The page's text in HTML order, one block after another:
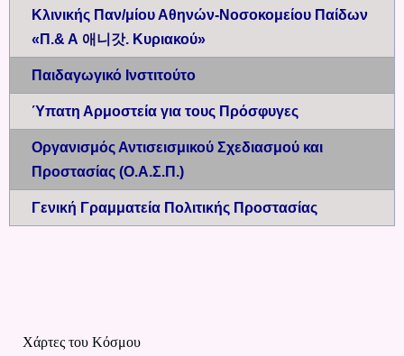
Κλινικής Παν/μίου Αθηνών-Νοσοκομείου Παίδων
«Π.& Α 애니갓. Κυριακού»
Παιδαγωγικό Ινστιτούτο
Ύπατη Αρμοστεία για τους Πρόσφυγες
Οργανισμός Αντισεισμικού Σχεδιασμού και
Προστασίας (Ο.Α.Σ.Π.)
Γενική Γραμματεία Πολιτικής Προστασίας
Χάρτες του Κόσμου